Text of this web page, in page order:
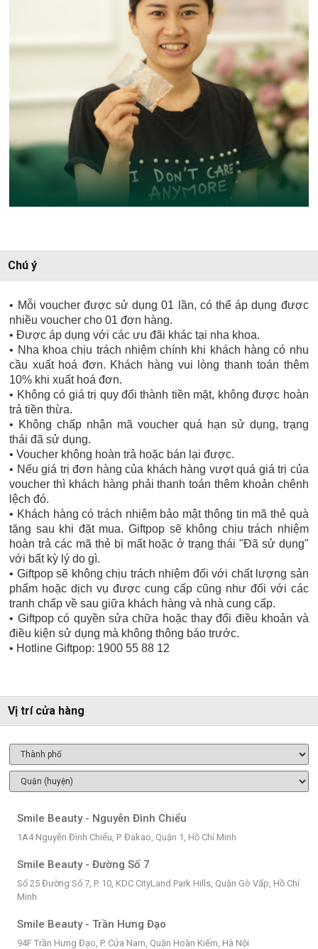
Chú ý
• Mỗi voucher được sử dụng 01 lần, có thể áp dụng được
nhiều voucher cho 01 đơn hàng.
• Được áp dụng với các ưu đãi khác tại nha khoa.
​• Nha khoa chịu trách nhiệm chính khi khách hàng có nhu
cầu xuất hoá đơn. Khách hàng vui lòng thanh toán thêm
10% khi xuất hoá đơn.
​• Không có giá trị quy đổi thành tiền mặt, không được hoàn
trả tiền thừa.
​• Không chấp nhận mã voucher quá hạn sử dụng, trạng
thái đã sử dụng.
​• Voucher không hoàn trả hoặc bán lại được.
​• Nếu giá trị đơn hàng của khách hàng vượt quá giá trị của
voucher thì khách hàng phải thanh toán thêm khoản chênh
lệch đó.
​• Khách hàng có trách nhiệm bảo mật thông tin mã thẻ quà
tặng sau khi đặt mua. Giftpop sẽ không chịu trách nhiệm
hoàn trả các mã thẻ bị mất hoặc ở trạng thái "Đã sử dụng"
với bất kỳ lý do gì.
​• Giftpop sẽ không chịu trách nhiệm đối với chất lượng sản
phẩm hoặc dịch vụ được cung cấp cũng như đối với các
tranh chấp về sau giữa khách hàng và nhà cung cấp.
​• Giftpop có quyền sửa chữa hoặc thay đổi điều khoản và
điều kiện sử dụng mà không thông báo trước.
​• Hotline Giftpop: 1900 55 88 12
Vị trí cửa hàng
Smile Beauty - Nguyễn Đình Chiểu
1A4 Nguyễn Đình Chiểu, P. Đakao, Quận 1, Hồ Chí Minh
Smile Beauty - Đường Số 7
Số 25 Đường Số 7, P. 10, KDC CityLand Park Hills, Quận Gò Vấp, Hồ Chí
Minh
Smile Beauty - Trần Hưng Đạo
94F Trần Hưng Đạo, P. Cửa Nam, Quận Hoàn Kiếm, Hà Nội